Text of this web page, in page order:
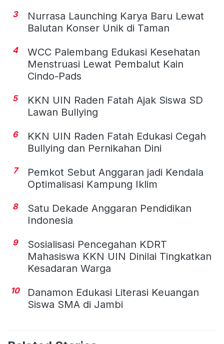
3
Nurrasa Launching Karya Baru Lewat
Balutan Konser Unik di Taman
4
WCC Palembang Edukasi Kesehatan
Menstruasi Lewat Pembalut Kain
Cindo-Pads
5
KKN UIN Raden Fatah Ajak Siswa SD
Lawan Bullying
6
KKN UIN Raden Fatah Edukasi Cegah
Bullying dan Pernikahan Dini
7
Pemkot Sebut Anggaran jadi Kendala
Optimalisasi Kampung Iklim
8
Satu Dekade Anggaran Pendidikan
Indonesia
9
Sosialisasi Pencegahan KDRT
Mahasiswa KKN UIN Dinilai Tingkatkan
Kesadaran Warga
10
Danamon Edukasi Literasi Keuangan
Siswa SMA di Jambi